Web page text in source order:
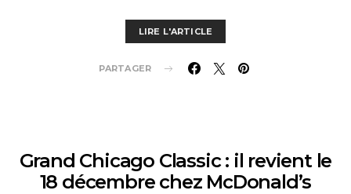
LIRE L'ARTICLE
PARTAGER
Grand Chicago Classic : il revient le
18 décembre chez McDonald’s